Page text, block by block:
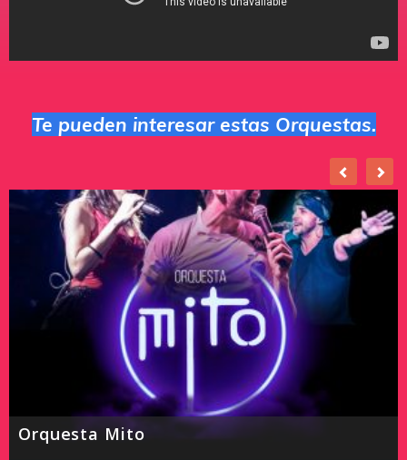
Te pueden interesar estas Orquestas.